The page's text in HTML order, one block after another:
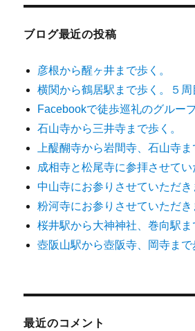
ブログ最近の投稿
彦根から醒ヶ井まで歩く。
横関から鶴居駅まで歩く。５周
Facebookで徒歩巡礼のグルー
石山寺から三井寺まで歩く。
上醍醐寺から岩間寺、石山寺
成相寺と松尾寺に参拝させてい
中山寺にお参りさせていただき
粉河寺にお参りさせていただき
桜井駅から大神神社、巻向駅ま
壺阪山駅から壺阪寺、岡寺まで
最近のコメント